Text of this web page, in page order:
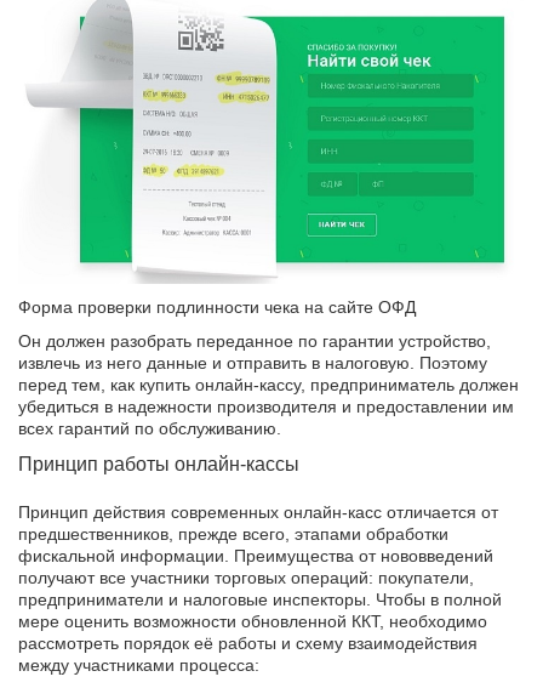
Форма проверки подлинности чека на сайте ОФД
Он должен разобрать переданное по гарантии устройство,
извлечь из него данные и отправить в налоговую. Поэтому
перед тем, как купить онлайн-кассу, предприниматель должен
убедиться в надежности производителя и предоставлении им
всех гарантий по обслуживанию.
Принцип работы онлайн-кассы
Принцип действия современных онлайн-касс отличается от
предшественников, прежде всего, этапами обработки
фискальной информации. Преимущества от нововведений
получают все участники торговых операций: покупатели,
предприниматели и налоговые инспекторы. Чтобы в полной
мере оценить возможности обновленной ККТ, необходимо
рассмотреть порядок её работы и схему взаимодействия
между участниками процесса: